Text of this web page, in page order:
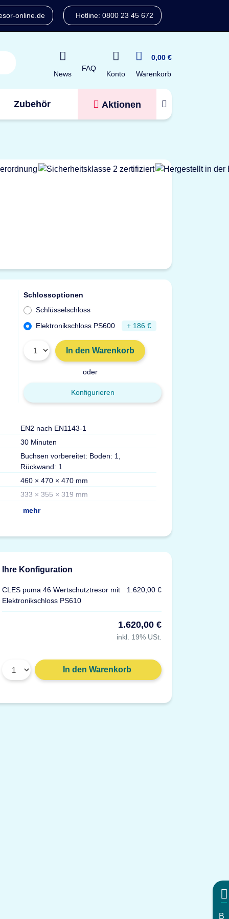
online.de Hotline: 0800 23 45 672
News
FAQ
Konto
0,00 €
Warenkorb
Zubehör Aktionen
Schlossoptionen
Schlüsselschloss
Elektronikschloss PS600
+ 186 €
In den Warenkorb
oder
Konfigurieren
EN2 nach EN1143-1
30 Minuten
Buchsen vorbereitet: Boden: 1,
Rückwand: 1
460 × 470 × 470 mm
333 × 355 × 319 mm
mehr
Gewicht: 91 g
Material: Kunststoff, grau
Ihre Konfiguration
CLES puma 46 Wertschutztresor mit
Elektronikschloss PS610
1.620,00 €
1.620,00 €
inkl. 19% USt.
In den Warenkorb